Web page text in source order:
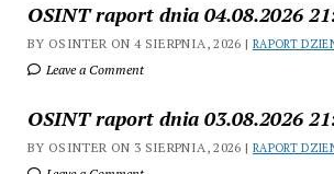
OSINT raport dnia 04.08.2026
BY OSINTER ON 4 SIERPNIA, 2026 | RAPORT
Leave a Comment
OSINT raport dnia 03.08.2026
BY OSINTER ON 3 SIERPNIA, 2026 | RAPORT